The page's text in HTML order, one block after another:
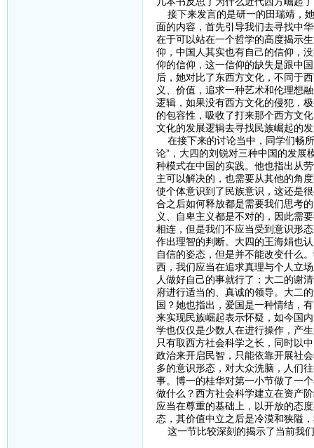
接下来发言的是研一的田瑞靖，
面的内容，首先引导我们去寻找中
在于可以站在一个哲学的高度揭示
仰，中国人其实也有自己的信仰，
仰的信仰，这一信仰的缺失是跟中
后，她对比了东西方文化，不同于
义、价值，追求一种艺术和伦理想
逻辑，如果没有西方文化的侵犯，
的包容性，吸收了打来那个西方文
文化的发展逻辑去寻找民族崛起的
在接下来的讨论当中，同学们畅
论”，大四的刘锐对三种中国的发展
种模式在中国的实践。他也指出从
主可以解决的，也需要从其他的角
使个体意识到了民族意识，这还是
合之后如何释放都是需要我们思考
义、自卑主义都是不对的，因此需
相连，但是我们不应当受到意识形
作出理智的判断。大四的王海娟也
自信的姿态，但是并不能改变什么
西，我们应当在追求真理与个人立
人做好自己的事就行了；大二的谢
府进行适当的、真诚的领导。大二
国？她也指出，爱国是一种情结，
来实现民族崛起表示怀疑，如今国
学也仅仅是少数人在进行操作，产
只有取西方社会科学之长，同时以
政治来开启民智，只能依靠开展社
多的意识形态，对大众洗脑，人们
事。博一的桂华对第一小节做了一
做什么？西方社会科学建立在资产
应当在尊重的基础上，以开放的态
态，其价值中立之后是冷漠和狭隘
这一节比较深刻的揭示了当前我